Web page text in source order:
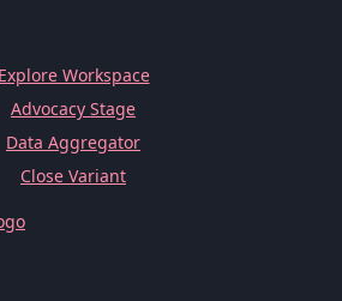
Explore Workspace
Advocacy Stage
Data Aggregator
Close Variant